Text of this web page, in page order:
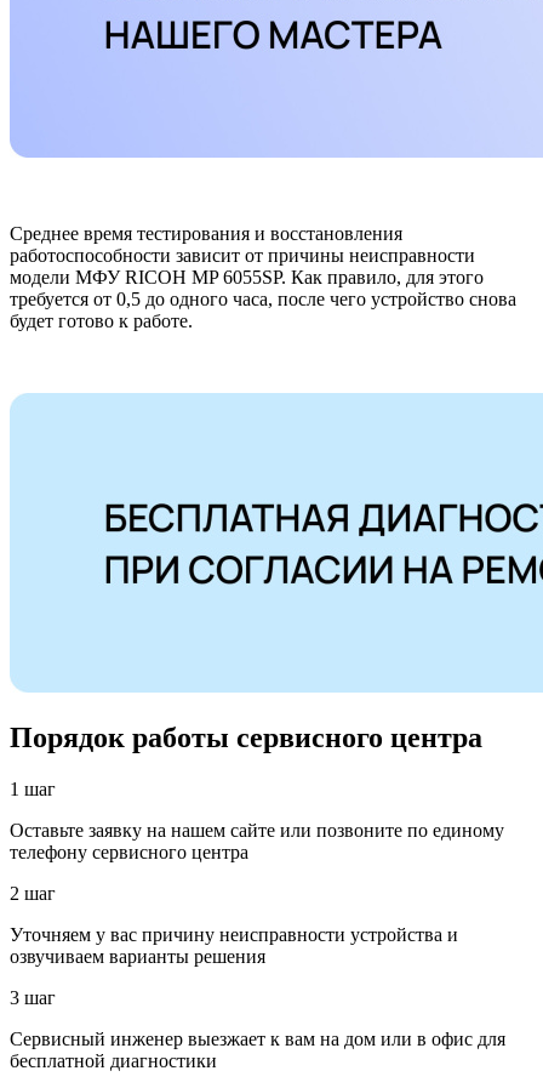
Среднее время тестирования и восстановления
работоспособности зависит от причины неисправности
модели МФУ RICOH MP 6055SP. Как правило, для этого
требуется от 0,5 до одного часа, после чего устройство снова
будет готово к работе.
Порядок работы сервисного центра
1 шаг
Оставьте заявку на нашем сайте или позвоните по единому
телефону сервисного центра
2 шаг
Уточняем у вас причину неисправности устройства и
озвучиваем варианты решения
3 шаг
Сервисный инженер выезжает к вам на дом или в офис для
бесплатной диагностики